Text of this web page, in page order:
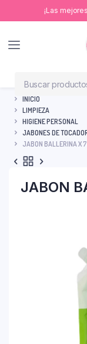
¡Las mejores
INICIO
LIMPIEZA
HIGIENE PERSONAL
JABONES DE
JABON BALLERINA X
JABON